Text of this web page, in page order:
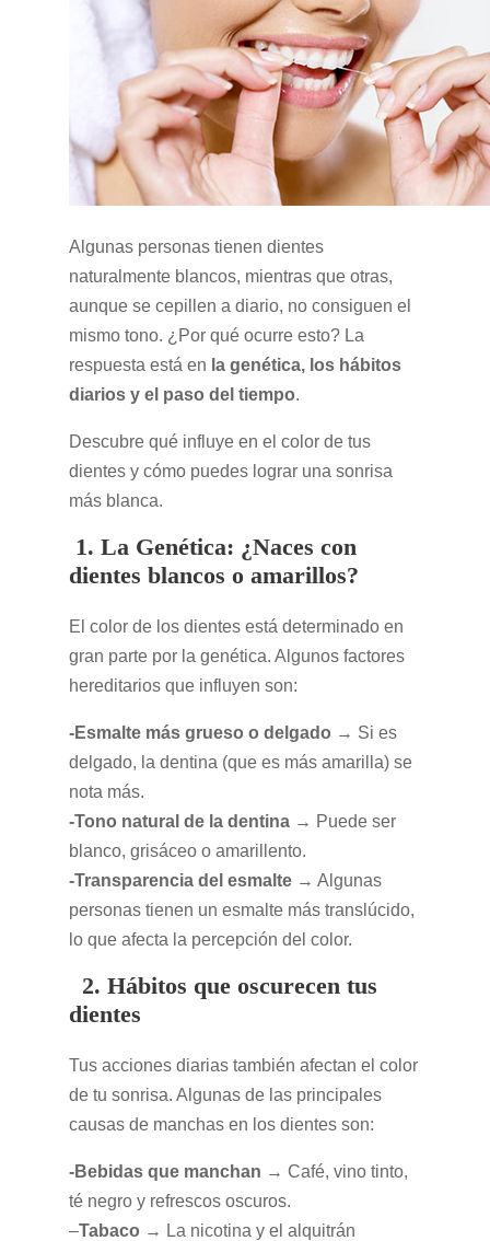
Algunas personas tienen dientes
naturalmente blancos, mientras que otras,
aunque se cepillen a diario, no consiguen el
mismo tono. ¿Por qué ocurre esto? La
respuesta está en la genética, los hábitos
diarios y el paso del tiempo.
Descubre qué influye en el color de tus
dientes y cómo puedes lograr una sonrisa
más blanca.
1. La Genética: ¿Naces con
dientes blancos o amarillos?
El color de los dientes está determinado en
gran parte por la genética. Algunos factores
hereditarios que influyen son:
-Esmalte más grueso o delgado → Si es
delgado, la dentina (que es más amarilla) se
nota más.
-Tono natural de la dentina → Puede ser
blanco, grisáceo o amarillento.
-Transparencia del esmalte → Algunas
personas tienen un esmalte más translúcido,
lo que afecta la percepción del color.
2. Hábitos que oscurecen tus
dientes
Tus acciones diarias también afectan el color
de tu sonrisa. Algunas de las principales
causas de manchas en los dientes son:
-Bebidas que manchan → Café, vino tinto,
té negro y refrescos oscuros.
–Tabaco → La nicotina y el alquitrán